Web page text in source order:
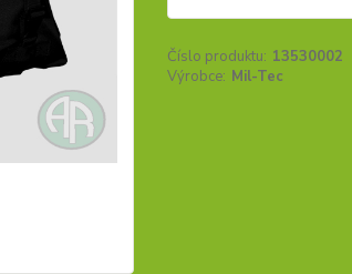
Číslo produktu: 13530002
Výrobce: Mil-Tec